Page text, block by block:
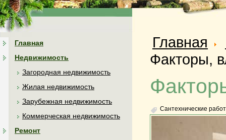
Главная
Недвижимость
Загородная недвижимость
Жилая недвижимость
Зарубежная недвижимость
Коммерческая недвижимость
Ремонт
Главная
Факторы,
Сантехнические